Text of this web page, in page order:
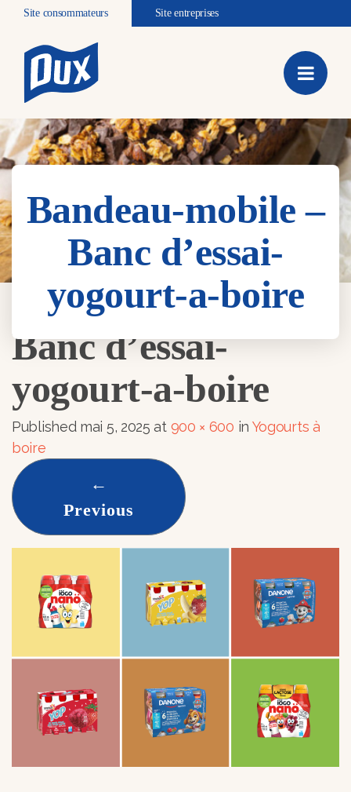
Site consommateurs Site entreprises
Bandeau-mobile –
Banc d’essai-
yogourt-a-boire
Bandeau-mobile –
Banc d’essai-
yogourt-a-boire
Published mai 5, 2025 at 900 × 600 in Yogourts à
boire
←
Previous